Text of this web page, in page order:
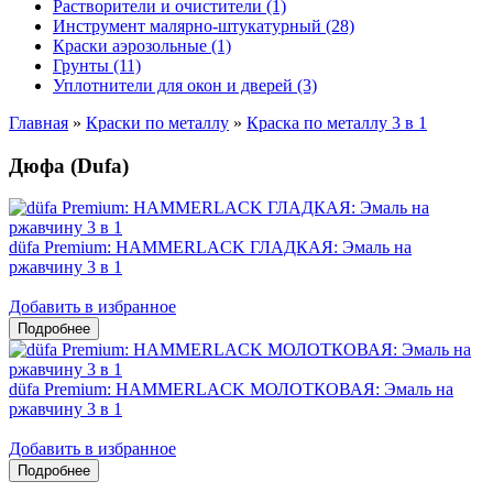
Растворители и очистители (1)
Инструмент малярно-штукатурный (28)
Краски аэрозольные (1)
Грунты (11)
Уплотнители для окон и дверей (3)
Главная » Краски по металлу » Краска по металлу 3 в 1
Дюфа (Dufa)
düfa Premium: HAMMERLACK ГЛАДКАЯ: Эмаль на
ржавчину 3 в 1
Добавить в избранное
düfa Premium: HAMMERLACK МОЛОТКОВАЯ: Эмаль на
ржавчину 3 в 1
Добавить в избранное